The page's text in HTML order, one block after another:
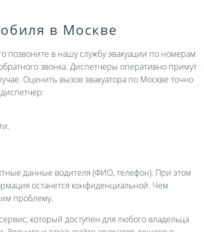
в Москве
позвоните в нашу службу эвакуации по номерам
звонка. Диспетчеры оперативно примут
Оценить вызов эвакуатора по Москве точно
данные водителя (ФИО, телефон). При этом
останется конфиденциальной. Чем
проблему.
который доступен для любого владельца